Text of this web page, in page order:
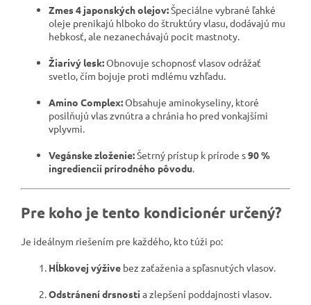
Zmes 4 japonských olejov:Špeciálne vybrané ľahké
oleje prenikajú hlboko do štruktúry vlasu, dodávajú mu
hebkosť, ale nezanechávajú pocit mastnoty.
Žiarivý lesk:Obnovuje schopnosť vlasov odrážať
svetlo, čím bojuje proti mdlému vzhľadu.
Amino Complex:Obsahuje aminokyseliny, ktoré
posilňujú vlas zvnútra a chránia ho pred vonkajšími
vplyvmi.
Vegánske zloženie:Šetrný prístup k prírode s90 %
ingrediencií prírodného pôvodu.
Pre koho je tento kondicionér určený?
Je ideálnym riešením pre každého, kto túži po:
Hĺbkovej výžive bez zaťaženia a spľasnutých vlasov.
Odstránení drsnosti a zlepšení poddajnosti vlasov.